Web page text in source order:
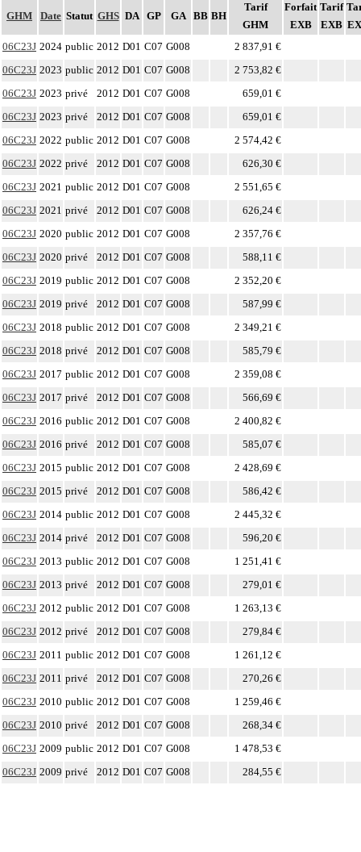
GHM Date Statut GHS DA GP GA BB BH
Tarif
GHM
Forfait
EXB
Tarif
EXB
06C23J 2024 public 2012 D01 C07 G008
2 837,91 €
06C23J 2023 public 2012 D01 C07 G008
2 753,82 €
06C23J 2023 privé 2012 D01 C07 G008
659,01 €
06C23J 2023 privé 2012 D01 C07 G008
659,01 €
06C23J 2022 public 2012 D01 C07 G008
2 574,42 €
06C23J 2022 privé 2012 D01 C07 G008
626,30 €
06C23J 2021 public 2012 D01 C07 G008
2 551,65 €
06C23J 2021 privé 2012 D01 C07 G008
626,24 €
06C23J 2020 public 2012 D01 C07 G008
2 357,76 €
06C23J 2020 privé 2012 D01 C07 G008
588,11 €
06C23J 2019 public 2012 D01 C07 G008
2 352,20 €
06C23J 2019 privé 2012 D01 C07 G008
587,99 €
06C23J 2018 public 2012 D01 C07 G008
2 349,21 €
06C23J 2018 privé 2012 D01 C07 G008
585,79 €
06C23J 2017 public 2012 D01 C07 G008
2 359,08 €
06C23J 2017 privé 2012 D01 C07 G008
566,69 €
06C23J 2016 public 2012 D01 C07 G008
2 400,82 €
06C23J 2016 privé 2012 D01 C07 G008
585,07 €
06C23J 2015 public 2012 D01 C07 G008
2 428,69 €
06C23J 2015 privé 2012 D01 C07 G008
586,42 €
06C23J 2014 public 2012 D01 C07 G008
2 445,32 €
06C23J 2014 privé 2012 D01 C07 G008
596,20 €
06C23J 2013 public 2012 D01 C07 G008
1 251,41 €
06C23J 2013 privé 2012 D01 C07 G008
279,01 €
06C23J 2012 public 2012 D01 C07 G008
1 263,13 €
06C23J 2012 privé 2012 D01 C07 G008
279,84 €
06C23J 2011 public 2012 D01 C07 G008
1 261,12 €
06C23J 2011 privé 2012 D01 C07 G008
270,26 €
06C23J 2010 public 2012 D01 C07 G008
1 259,46 €
06C23J 2010 privé 2012 D01 C07 G008
268,34 €
06C23J 2009 public 2012 D01 C07 G008
1 478,53 €
06C23J 2009 privé 2012 D01 C07 G008 284,55 €